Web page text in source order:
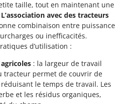
taille, tout en maintenant une
L’association avec des tracteurs
combinaison entre puissance
ou inefficacités.
d’utilisation :
: la largeur de travail
tracteur permet de couvrir de
le temps de travail. Les
et les résidus organiques,